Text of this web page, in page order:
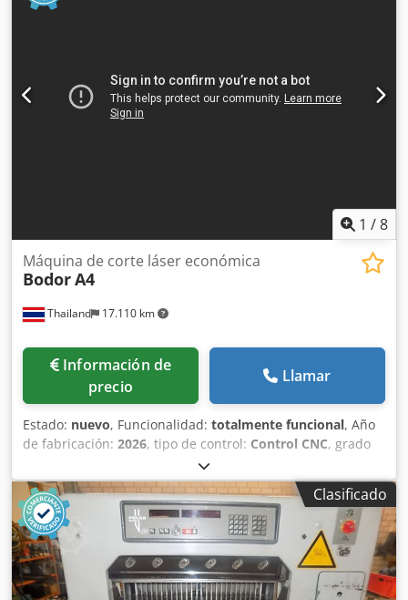
1 /8
Thailand 17.110 km
Máquina de corte láser económica
BodorA4
Información de
precio
Llamar
Estado: nuevo, Funcionalidad: totalmente funcional, Año
de fabricación: 2026, tipo de control: Control CNC, grado
semiautomático
accionamiento:eléctrico, fabricante de controles:Bodor,
tipo de láser:
láser de fibra, Máquina de corte de metales
con láser de fibra para principiantes Menor coste de corte
con láser y fácil manejo La mesa de corte modular, con
refuerzos, ahorra tiempo al desmontarse y mejora la
comodidad y la rigidez. La boquilla especial de láser de
Clasificado